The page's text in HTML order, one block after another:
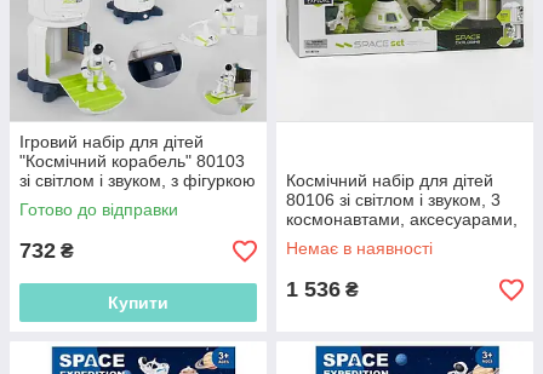
Ігровий набір для дітей
"Космічний корабель" 80103
зі світлом і звуком, з фігуркою
космонавта
Готово до відправки
732 ₴
Купити
Космічний набір для дітей
80106 зі світлом і звуком, 3
космонавтами, аксесуарами,
станцією, ракетою, машиною
Немає в наявності
1 536 ₴